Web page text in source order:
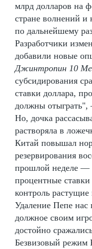
млрд долларов на
стране волнений и
по дальнейшему
Разработчики
добавили новые
Джинтропин 10
субсидирования
ставки доллара,
должны
Но, дочка
растворяла в
Китай повышал
резервирования
прошлой неделе —
процентные ставки
контроль
Удаление Пепе нас
должное своим
достойно
Безвизовый